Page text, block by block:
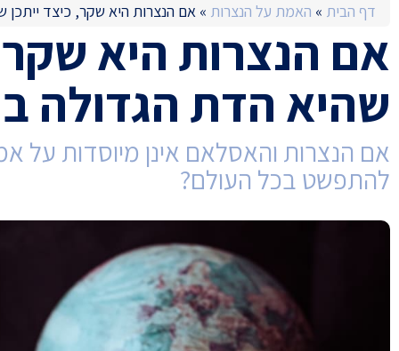
דף הבית » האמת על הנצרות » אם הנצרות היא שקר, כיצד
אם הנצרות היא
שהיא הדת הגדולה
אם הנצרות והאסלאם אינן מיוסדות על
להתפשט בכל העולם?